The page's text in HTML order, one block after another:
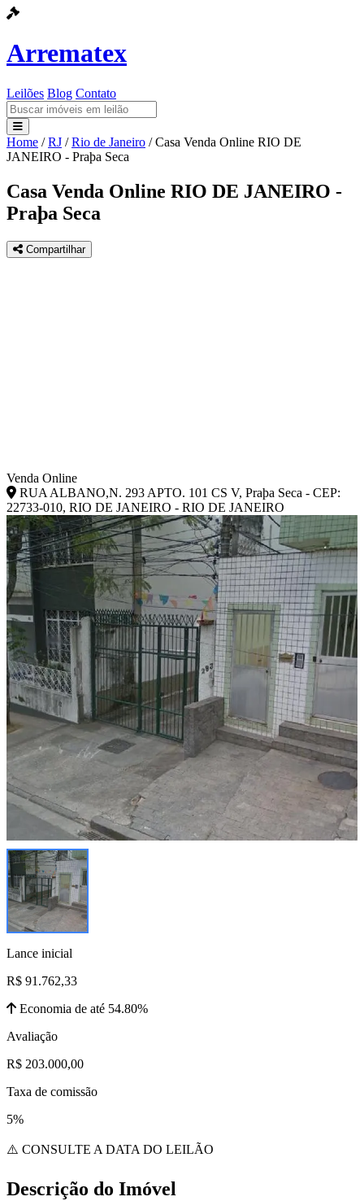
Arrematex
Leilões Blog Contato
Leilões
Blog
Contato
Home / RJ / Rio de Janeiro / Casa Venda Online RIO DE
JANEIRO - Praþa Seca
Casa Venda Online RIO DE JANEIRO -
Praþa Seca
Compartilhar
Venda Online
RUA ALBANO,N. 293 APTO. 101 CS V, Praþa Seca - CEP:
22733-010, RIO DE JANEIRO - RIO DE JANEIRO
Lance inicial
R$ 91.762,33
Economia de até 54.80%
Avaliação
R$ 203.000,00
Taxa de comissão
5%
⚠️ CONSULTE A DATA DO LEILÃO
Descrição do Imóvel